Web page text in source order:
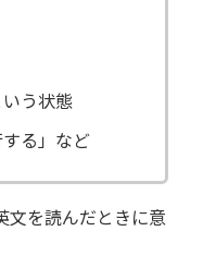
う状態
する」など
文を読んだときに意